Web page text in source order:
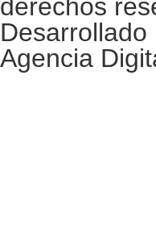
derechos
Agencia